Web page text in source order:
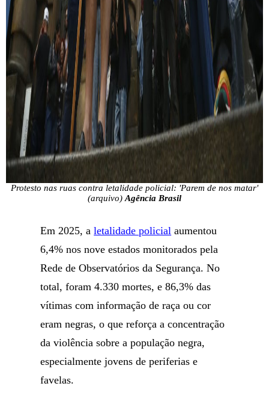
Protesto nas ruas contra letalidade policial: 'Parem de nos matar'
(arquivo) Agência Brasil
Em 2025, aletalidade policial aumentou
6,4% nos nove estados monitorados pela
Rede de Observatórios da Segurança. No
total, foram 4.330 mortes, e 86,3% das
vítimas com informação de raça ou cor
eram negras, o que reforça a concentração
da violência sobre a população negra,
especialmente jovens de periferias e
favelas.